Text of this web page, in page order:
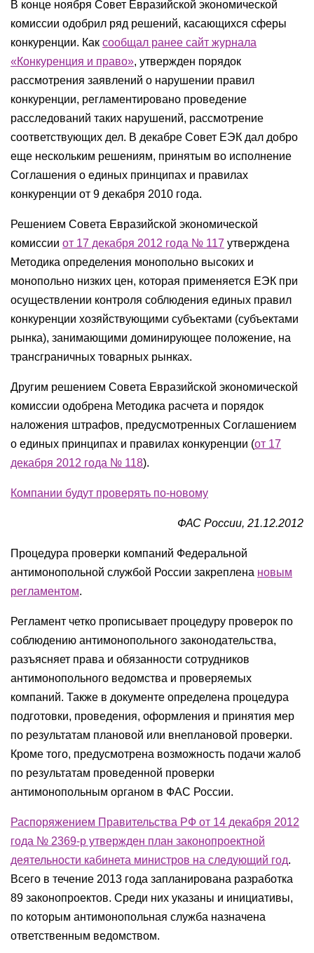
В конце ноября Совет Евразийской экономической
комиссии одобрил ряд решений, касающихся сферы
конкуренции. Как сообщал ранее сайт журнала
«Конкуренция и право», утвержден порядок
рассмотрения заявлений о нарушении правил
конкуренции, регламентировано проведение
расследований таких нарушений, рассмотрение
соответствующих дел. В декабре Совет ЕЭК дал добро
еще нескольким решениям, принятым во исполнение
Соглашения о единых принципах и правилах
конкуренции от 9 декабря 2010 года.
Решением Совета Евразийской экономической
комиссии от 17 декабря 2012 года № 117 утверждена
Методика определения монопольно высоких и
монопольно низких цен, которая применяется ЕЭК при
осуществлении контроля соблюдения единых правил
конкуренции хозяйствующими субъектами (субъектами
рынка), занимающими доминирующее положение, на
трансграничных товарных рынках.
Другим решением Совета Евразийской экономической
комиссии одобрена Методика расчета и порядок
наложения штрафов, предусмотренных Соглашением
о единых принципах и правилах конкуренции (от 17
декабря 2012 года № 118).
Компании будут проверять по-новому
ФАС России, 21.12.2012
Процедура проверки компаний Федеральной
антимонопольной службой России закреплена новым
регламентом.
Регламент четко прописывает процедуру проверок по
соблюдению антимонопольного законодательства,
разъясняет права и обязанности сотрудников
антимонопольного ведомства и проверяемых
компаний. Также в документе определена процедура
подготовки, проведения, оформления и принятия мер
по результатам плановой или внеплановой проверки.
Кроме того, предусмотрена возможность подачи жалоб
по результатам проведенной проверки
антимонопольным органом в ФАС России.
Распоряжением Правительства РФ от 14 декабря 2012
года № 2369-р утвержден план законопроектной
деятельности кабинета министров на следующий год.
Всего в течение 2013 года запланирована разработка
89 законопроектов. Среди них указаны и инициативы,
по которым антимонопольная служба назначена
ответственным ведомством.